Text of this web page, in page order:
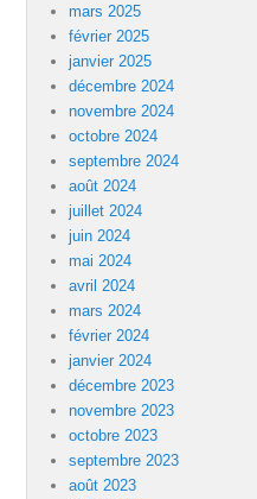
mars 2025
février 2025
janvier 2025
décembre 2024
novembre 2024
octobre 2024
septembre 2024
août 2024
juillet 2024
juin 2024
mai 2024
avril 2024
mars 2024
février 2024
janvier 2024
décembre 2023
novembre 2023
octobre 2023
septembre 2023
août 2023